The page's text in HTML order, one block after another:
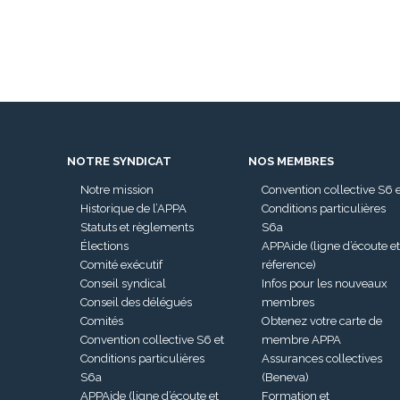
NOTRE SYNDICAT
Notre mission
Historique de l’APPA
Statuts et règlements
Élections
Comité exécutif
Conseil syndical
Conseil des délégués
Comités
Convention collective S6 et
Conditions particulières
S6a
APPAide (ligne d’écoute et
NOS MEMBRES
Convention collective S6
Conditions particulières
S6a
APPAide (ligne d’écoute et
réference)
Infos pour les nouveaux
membres
Obtenez votre carte de
membre APPA
Assurances collectives
(Beneva)
Formation et